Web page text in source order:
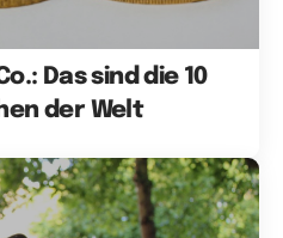
Das sind die 10
der Welt